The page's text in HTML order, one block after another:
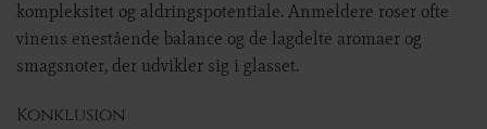
kompleksitet og aldringspotentiale. Anmeldere roser ofte
vinens enestående balance og de lagdelte aromaer og
smagsnoter, der udvikler sig i glasset.
Konklusion